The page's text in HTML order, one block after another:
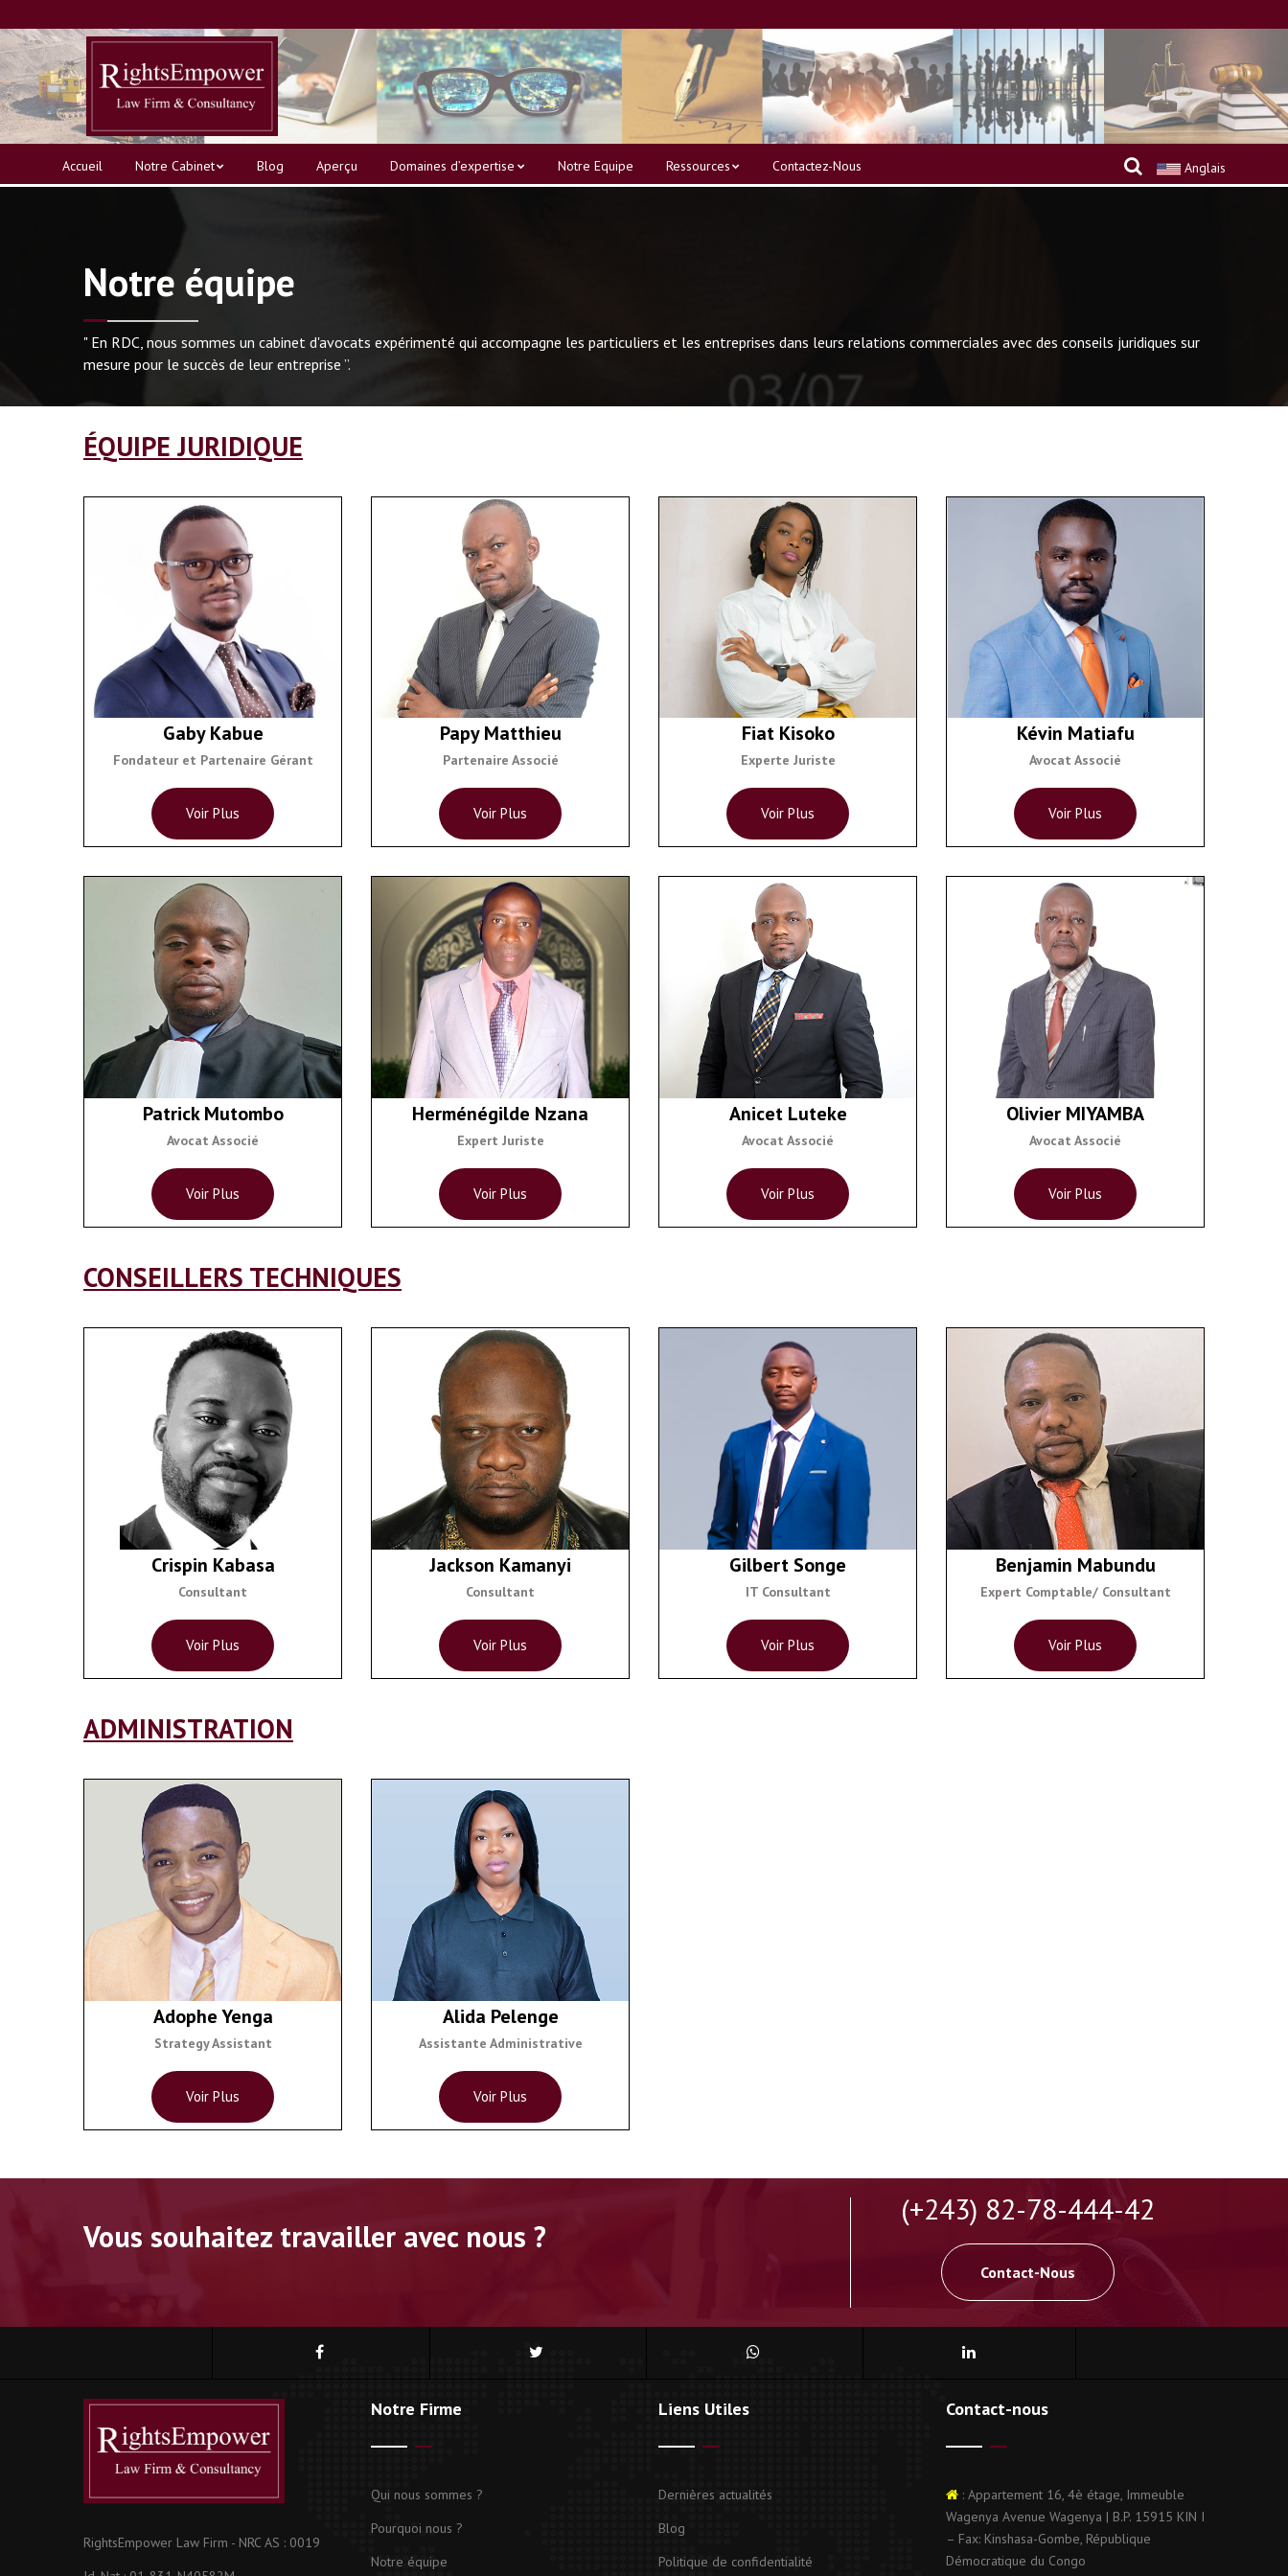
Accueil Notre Cabinet Blog Aperçu Domaines d’expertise Notre Equipe Ressources Contactez-Nous Anglais
Notre équipe
" En RDC, nous sommes un cabinet d'avocats expérimenté qui accompagne les particuliers et les entreprises dans leurs relations commerciales avec des conseils juridiques sur
mesure pour le succès de leur entreprise ”.
ÉQUIPE JURIDIQUE
Gaby Kabue
Fondateur et Partenaire Gérant
Voir Plus
Papy Matthieu
Partenaire Associé
Voir Plus
Fiat Kisoko
Experte Juriste
Voir Plus
Kévin Matiafu
Avocat Associé
Voir Plus
Patrick Mutombo
Avocat Associé
Voir Plus
Herménégilde Nzana
Expert Juriste
Voir Plus
Anicet Luteke
Avocat Associé
Voir Plus
Olivier MIYAMBA
Avocat Associé
Voir Plus
CONSEILLERS TECHNIQUES
Crispin Kabasa
Consultant
Voir Plus
Jackson Kamanyi
Consultant
Voir Plus
Gilbert Songe
IT Consultant
Voir Plus
Benjamin Mabundu
Expert Comptable/ Consultant
Voir Plus
ADMINISTRATION
Adophe Yenga
Strategy Assistant
Voir Plus
Alida Pelenge
Assistante Administrative
Voir Plus
Vous souhaitez travailler avec nous ?
(+243) 82-78-444-42
Contact-Nous
RightsEmpower Law Firm - NRC AS : 0019
Notre Firme
Qui nous sommes ?
Pourquoi nous ?
Notre équipe
Liens Utiles
Dernières actualités
Blog
Politique de confidentialité
Contact-nous
: Appartement 16, 4è étage, Immeuble
Wagenya Avenue Wagenya | B.P. 15915 KIN I
– Fax: Kinshasa-Gombe, République
Démocratique du Congo